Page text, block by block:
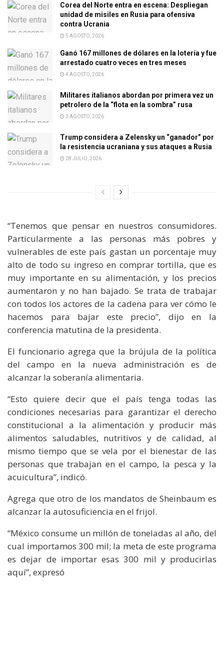
Corea del Norte entra en escena: Despliegan
unidad de misiles en Rusia para ofensiva
contra Ucrania
5 AGOSTO, 2026
Ganó 167 millones de dólares en la lotería y fue
arrestado cuatro veces en tres meses
4 AGOSTO, 2026
Militares italianos abordan por primera vez un
petrolero de la “flota en la sombra” rusa
3 AGOSTO, 2026
Trump considera a Zelensky un “ganador” por
la resistencia ucraniana y sus ataques a Rusia
28 JULIO, 2026
“Tenemos que pensar en nuestros consumidores.
Particularmente a las personas más pobres y
vulnerables de este país gastan un porcentaje muy
alto de todo su ingreso en comprar tortilla, que es
muy importante en su alimentación, y los precios
aumentaron y no han bajado. Se trata de trabajar
con todos los actores de la cadena para ver cómo le
hacemos para bajar este precio”, dijo en la
conferencia matutina de la presidenta.
El funcionario agrega que la brújula de la política
del campo en la nueva administración es de
alcanzar la soberanía alimentaria.
“Esto quiere decir que el país tenga todas las
condiciones necesarias para garantizar el derecho
constitucional a la alimentación y producir más
alimentos saludables, nutritivos y de calidad, al
mismo tiempo que se vela por el bienestar de las
personas que trabajan en el campo, la pesca y la
acuicultura”, indicó.
Agrega que otro de los mandatos de Sheinbaum es
alcanzar la autosuficiencia en el frijol.
“México consume un millón de toneladas al año, del
cual importamos 300 mil; la meta de este programa
es dejar de importar esas 300 mil y producirlas
aquí”, expresó